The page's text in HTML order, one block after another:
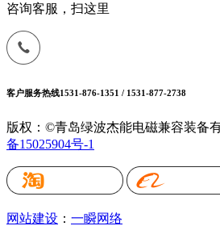
咨询客服，扫这里
客户服务热线1531-876-1351 / 1531-877-2738
版权：©青岛绿波杰能电磁兼容装备
备15025904号-1
网站建设 ： 一瞬网络